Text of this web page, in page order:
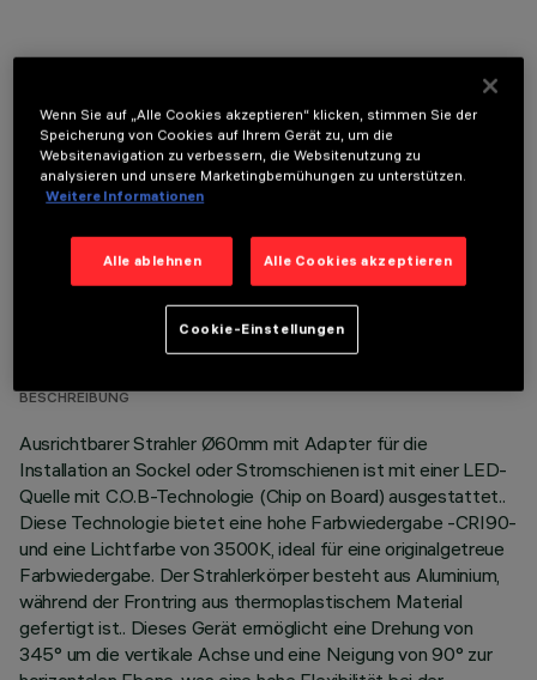
OPTIONALE KOMPONENTEN
TECHNISCHE DATEN
LETZTES UPDATE: 06.08.2026
BESCHREIBUNG
Ausrichtbarer Strahler Ø60mm mit Adapter für die
Installation an Sockel oder Stromschienen ist mit einer LED-
Quelle mit C.O.B-Technologie (Chip on Board) ausgestattet..
Diese Technologie bietet eine hohe Farbwiedergabe -CRI90-
und eine Lichtfarbe von 3500K, ideal für eine originalgetreue
Farbwiedergabe. Der Strahlerkörper besteht aus Aluminium,
während der Frontring aus thermoplastischem Material
gefertigt ist.. Dieses Gerät ermöglicht eine Drehung von
345° um die vertikale Achse und eine Neigung von 90° zur
Wenn Sie auf „Alle Cookies akzeptieren“ klicken, stimmen Sie der
Speicherung von Cookies auf Ihrem Gerät zu, um die
Websitenavigation zu verbessern, die Websitenutzung zu
analysieren und unsere Marketingbemühungen zu unterstützen.
Weitere Informationen
Alle ablehnen Alle Cookies akzeptieren
Cookie-Einstellungen